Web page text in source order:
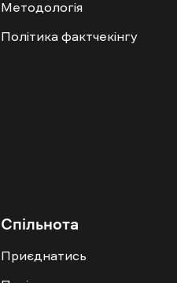
Методологія
Політика фактчекінгу
Спільнота
Приєднатись